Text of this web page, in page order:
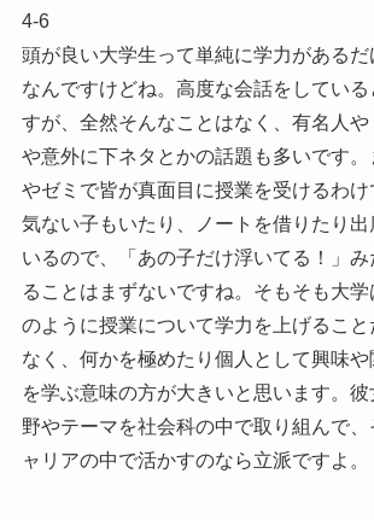
4-6
頭が良い大学生って単純に学力がある
なんですけどね。高度な会話をしてい
すが、全然そんなことはなく、有名人や
や意外に下ネタとかの話題も多いです
やゼミで皆が真面目に授業を受けるわけ
気ない子もいたり、ノートを借りたり出
いるので、「あの子だけ浮いてる！」
ることはまずないですね。そもそも大
のように授業について学力を上げるこ
なく、何かを極めたり個人として興味や
を学ぶ意味の方が大きいと思います。
野やテーマを社会科の中で取り組んで
ャリアの中で活かすのなら立派ですよ。